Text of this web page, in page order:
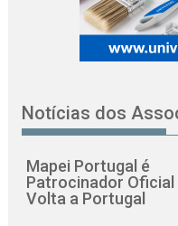
Notícias dos
Mapei Portugal é
Patrocinador Oficial
Volta a Portugal